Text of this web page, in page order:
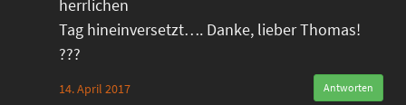
herrlichen
Tag hineinversetzt…. Danke, lieber Thomas!
???
14. April 2017 Antworten